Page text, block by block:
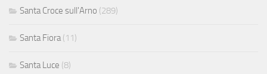
Santa Croce sull'Arno (289)
Santa Fiora (11)
Santa Luce (8)